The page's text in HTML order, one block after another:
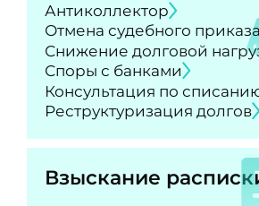
Антиколлектор
Отмена судебного приказа
Снижение долговой
Споры с банками
Консультация по
Реструктуризация долгов
Взыскание